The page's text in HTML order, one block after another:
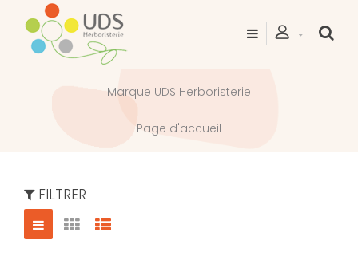
Marque UDS Herboristerie
Page d'accueil
FILTRER